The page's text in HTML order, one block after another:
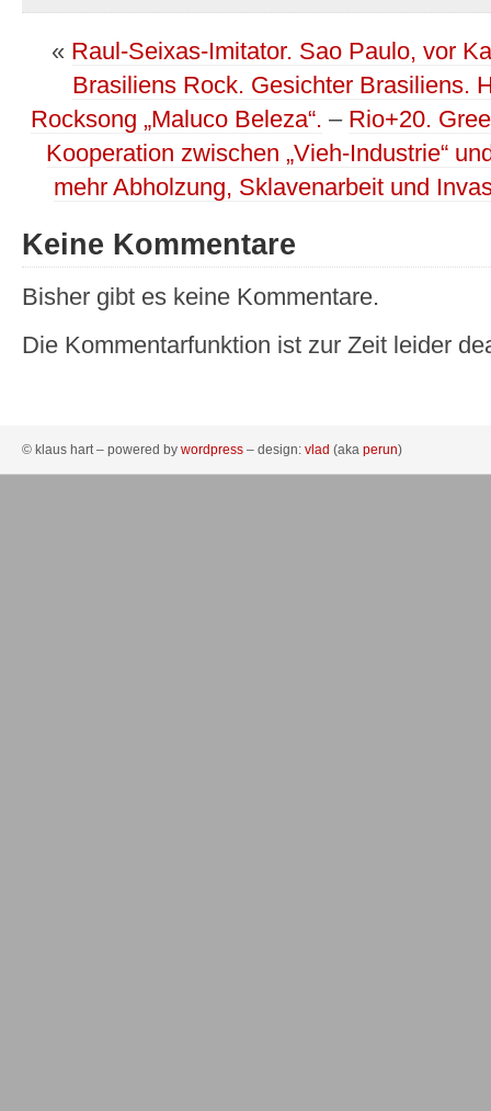
« Raul-Seixas-Imitator. Sao Paulo, vor
Brasiliens Rock. Gesichter Brasiliens.
Rocksong „Maluco Beleza“. – Rio+20.
Kooperation zwischen „Vieh-Industrie“
mehr Abholzung, Sklavenarbeit und
Keine Kommentare
Bisher gibt es keine Kommentare.
Die Kommentarfunktion ist zur Zeit leider
© klaus hart – powered by wordpress – design: vlad (aka perun)